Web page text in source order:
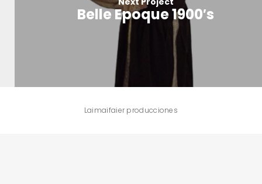
Belle Epoque 1900′s
Laimaifaier producciones